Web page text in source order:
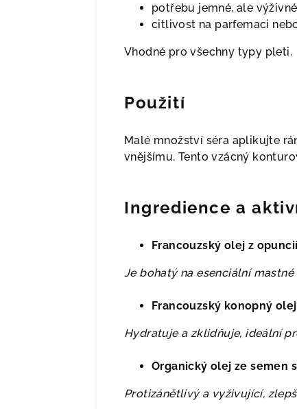
potřebu jemné, ale
citlivost na parfemaci
Vhodné pro všechny typy pleti.
Použití
Malé množství séra aplikujte
vnějšímu.Tento vzácný
Ingredience a
Francouzský olej z opuncií
Je bohatý na esenciální
Francouzský konopný olej
Hydratuje a zklidňuje, ideální
Organický olej ze semen
Protizánětlivý a vyživující,